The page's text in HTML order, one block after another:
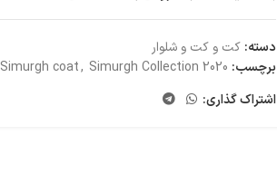
دسته: کت و کت و شلوار
برچسب:
Simurgh coat, Simurgh Collection 2020
اشتراک گذاری: